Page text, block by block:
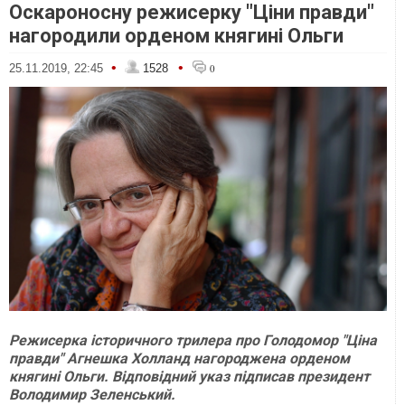
Оскароносну режисерку "Ціни правди"
нагородили орденом княгині Ольги
25.11.2019, 22:45 • 1528 • 0
Режисерка історичного трилера про Голодомор "Ціна
правди" Агнешка Холланд нагороджена орденом
княгині Ольги. Відповідний указ підписав президент
Володимир Зеленський.